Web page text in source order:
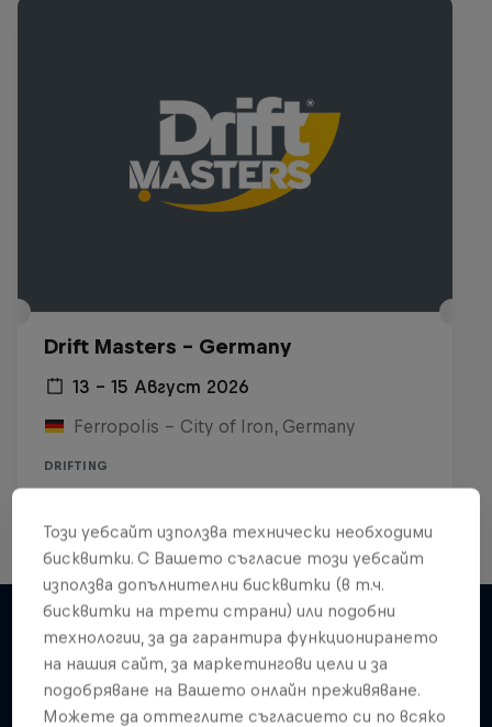
Drift Masters – Germany
13 – 15 Август 2026
Ferropolis – City of Iron, Germany
DRIFTING
Подобни
Този уебсайт използва технически необходими
бисквитки. С Вашето съгласие този уебсайт
използва допълнителни бисквитки (в т.ч.
бисквитки на трети страни) или подобни
технологии, за да гарантира функционирането
на нашия сайт, за маркетингови цели и за
подобряване на Вашето онлайн преживяване.
Можете да оттеглите съгласието си по всяко